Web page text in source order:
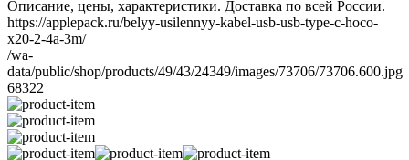
Описание, цены, характеристики. Доставка по всей России.
https://applepack.ru/belyy-usilennyy-kabel-usb-usb-type-c-hoco-
x20-2-4a-3m/
/wa-
data/public/shop/products/49/43/24349/images/73706/73706.600.jpg
68322